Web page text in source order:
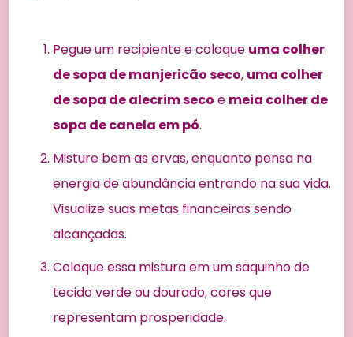
Pegue um recipiente e coloque uma colher
de sopa de manjericão seco, uma colher
de sopa de alecrim seco e meia colher de
sopa de canela em pó.
Misture bem as ervas, enquanto pensa na
energia de abundância entrando na sua vida.
Visualize suas metas financeiras sendo
alcançadas.
Coloque essa mistura em um saquinho de
tecido verde ou dourado, cores que
representam prosperidade.